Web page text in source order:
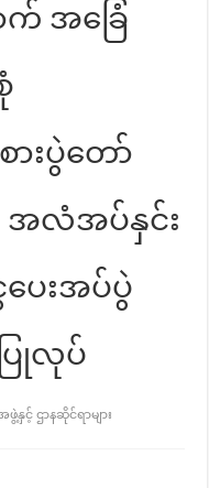
အခြေံ
ားပွဲတော်
အလံအပ်နှင်း
ပေးအပ်ပွဲ
ြုလုပ်
နှင့် ဌာနဆိုင်ရာများ